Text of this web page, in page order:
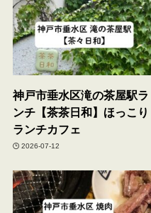
神戸市垂水区滝の茶屋駅ラ
ンチ【茶茶日和】ほっこり
ランチカフェ
2026-07-12